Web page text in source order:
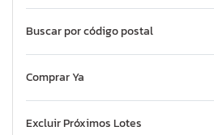
Buscar por código postal
Comprar Ya
Excluir Próximos Lotes